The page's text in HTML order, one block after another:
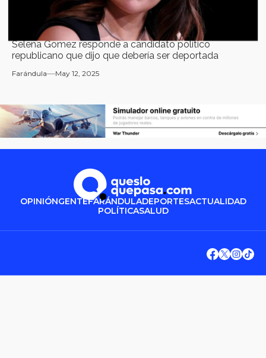
Selena Gomez responde a candidato político
republicano que dijo que debería ser deportada
Farándula May 12, 2025
OPINIÓNGENTEFARÁNDULADEPORTESACTUALIDAD
POLÍTICASALUD